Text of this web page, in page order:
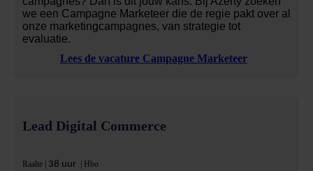
we een Campagne Marketeer die de regie pakt over al
onze marketingcampagnes, van strategie tot
evaluatie.
Lees de vacature Campagne Marketeer
Lead Digital Commerce
Raalte | 38 uur | Hbo